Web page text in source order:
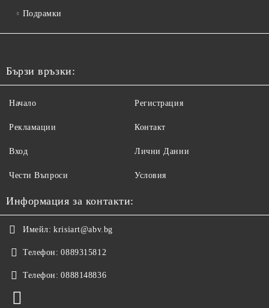
Подрамки
Бързи връзки:
Начало
Рекламации
Вход
Чести Въпроси
Регистрация
Контакт
Лични Данни
Условия
Информация за контакти:
Имейл: krisiart@abv.bg
Телефон: 0889315812
Телефон: 0888148836